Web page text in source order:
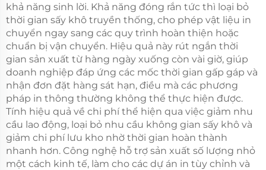
khả năng sinh lời. Khả năng đóng rắn tức thì loại bỏ
thời gian sấy khô truyền thống, cho phép vật liệu in
chuyển ngay sang các quy trình hoàn thiện hoặc
chuẩn bị vận chuyển. Hiệu quả này rút ngắn thời
gian sản xuất từ hàng ngày xuống còn vài giờ, giúp
doanh nghiệp đáp ứng các mốc thời gian gấp gáp và
nhận đơn đặt hàng sát hạn, điều mà các phương
pháp in thông thường không thể thực hiện được.
Tính hiệu quả về chi phí thể hiện qua việc giảm nhu
cầu lao động, loại bỏ nhu cầu không gian sấy khô và
giảm chi phí lưu kho nhờ thời gian hoàn thành
nhanh hơn. Công nghệ hỗ trợ sản xuất số lượng nhỏ
một cách kinh tế, làm cho các dự án in tùy chỉnh và